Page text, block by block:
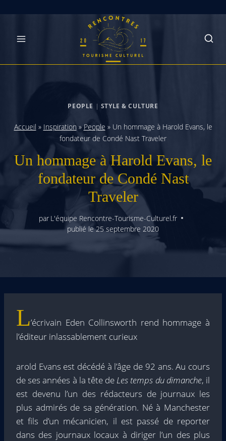
PEOPLE | STYLE & CULTURE
Accueil » Inspiration»People » Un hommage à Harold Evans, le
fondateur de Condé Nast Traveler
Un hommage à Harold Evans, le
fondateur de Condé Nast
Traveler
par L'équipe Rencontre-Tourisme-Culturel.fr
publié le25 septembre 2020
L’écrivain Eden Collinsworth rend hommage à
l’éditeur inlassablement curieux
arold Evans est décédé à l’âge de 92 ans. Au cours
de ses années à la tête de Les temps du dimanche, il
est devenu l’un des rédacteurs de journaux les
plus admirés de sa génération. Né à Manchester
et fils d’un mécanicien, il est passé de reporter
dans des journaux locaux à diriger l’un des plus